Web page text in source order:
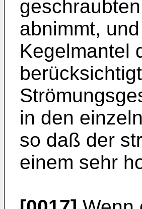
abnimmt,
Kegelmantel
in den
so daß der
einem sehr